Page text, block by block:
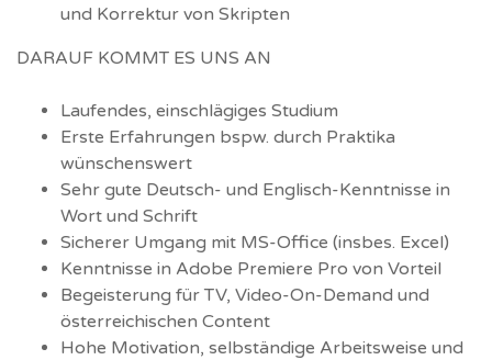
und Korrektur von Skripten
DARAUF KOMMT ES UNS AN
Laufendes, einschlägiges Studium
Erste Erfahrungen bspw. durch Praktika
wünschenswert
Sehr gute Deutsch- und Englisch-Kenntnisse in
Wort und Schrift
Sicherer Umgang mit MS-Office (insbes. Excel)
Kenntnisse in Adobe Premiere Pro von Vorteil
Begeisterung für TV, Video-On-Demand und
österreichischen Content
Hohe Motivation, selbständige Arbeitsweise und